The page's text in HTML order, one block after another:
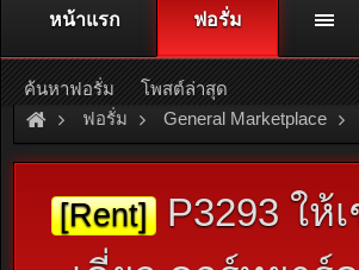
ติดต่อลงโฆษณา racingweb@gmail.comหรื
หรืออ่านรายละเอียดเพิ่มเติม
ฟอรั่ม General Marketplace
สินค้าทั่วไป ไม่มีหมวดหมู่
[Rent] P3293 ให้
หน้าแรก ฟอรั่ม
ค้นหาฟอรั่ม โพสต์ล่าสุด